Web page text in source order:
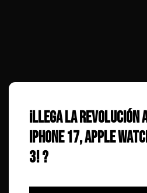
¡Llega la Revolución
iPhone 17, Apple
3! ?